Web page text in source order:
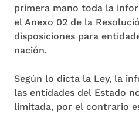
primera mano toda la
el Anexo 02 de la
disposiciones para
nación.
Según lo dicta la Ley, la
las entidades del Estado
limitada, por el contrario